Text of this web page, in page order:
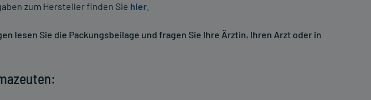
zum Hersteller finden Sie hier
lesen Sie die Packungsbeilage und fragen Sie Ihre Ärztin, Ihren Arzt oder in